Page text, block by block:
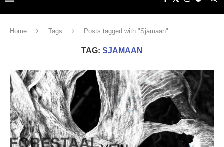
Home Tags Posts tagged with "Sjamaan"
TAG: SJAMAAN